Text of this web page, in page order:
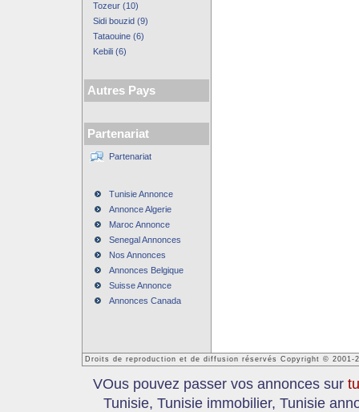
Tozeur (10)
Sidi bouzid (9)
Tataouine (6)
Kebili (6)
Autres Pays
Partenariat
Partenariat
Tunisie Annonce
Annonce Algerie
Maroc Annonce
Senegal Annonces
Nos Annonces
Annonces Belgique
Suisse Annonce
Annonces Canada
Droits de reproduction et de diffusion réservés Copyright © 2001-
VOus pouvez passer vos annonces sur
Tunisie, Tunisie immobilier, Tunisie